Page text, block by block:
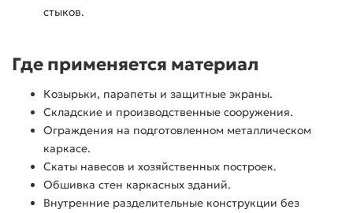
стыков.
Где применяется материал
Козырьки, парапеты и защитные экраны.
Складские и производственные сооружения.
Ограждения на подготовленном металлическом
каркасе.
Скаты навесов и хозяйственных построек.
Обшивка стен каркасных зданий.
Внутренние разделительные конструкции без